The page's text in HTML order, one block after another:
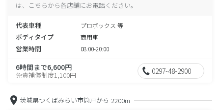
は、こちらから各店舗にお電話ください。
代表車種 プロボックス 等
ボディタイプ 商用車
営業時間 08:00-20:00
6時間まで6,600円
免責補償制度1,100円 0297-48-2900
茨城県つくばみらい市筒戸から 2200m